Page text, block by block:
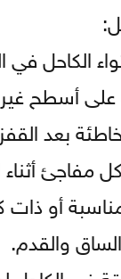
الكاحل في
على أسطح
بعد
مفاجئ أثناء
مناسبة أو
والقدم.